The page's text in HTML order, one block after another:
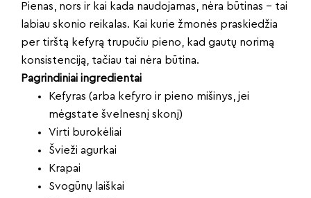
Pienas, nors ir kai kada naudojamas, nėra būtinas – tai
labiau skonio reikalas. Kai kurie žmonės praskiedžia
per tirštą kefyrą trupučiu pieno, kad gautų norimą
konsistenciją, tačiau tai nėra būtina.
Pagrindiniai ingredientai
Kefyras (arba kefyro ir pieno mišinys, jei
mėgstate švelnesnį skonį)
Virti burokėliai
Švieži agurkai
Krapai
Svogūnų laiškai